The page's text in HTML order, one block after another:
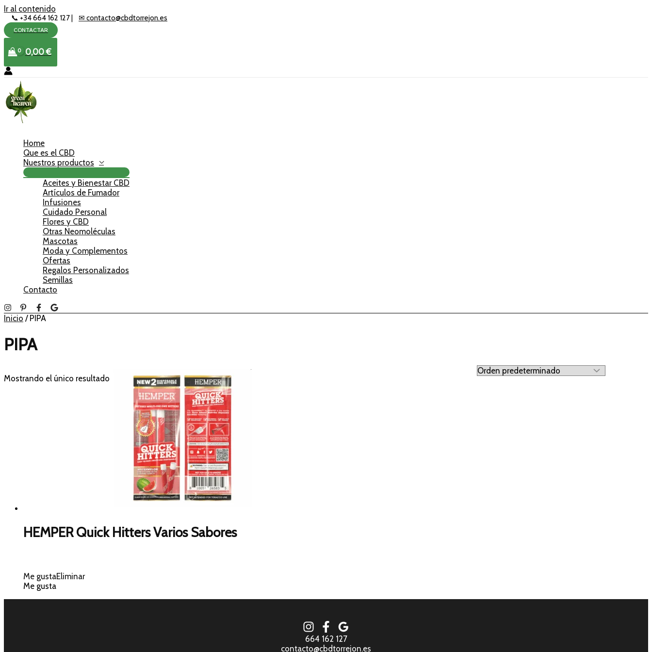
Ir al contenido
📞 +34 664 162 127 | ✉ contacto@cbdtorrejon.es
CONTACTAR
0,00€
Home
Que es el CBD
Nuestros productos
Aceites y Bienestar CBD
Artículos de Fumador
Infusiones
Cuidado Personal
Flores y CBD
Otras Neomoléculas
Mascotas
Moda y Complementos
Ofertas
Regalos Personalizados
Semillas
Contacto
Inicio / PIPA
PIPA
Mostrando el único resultado
HEMPER Quick Hitters Varios Sabores
Me gustaEliminar
Me gusta
664 162 127
contacto@cbdtorrejon.es